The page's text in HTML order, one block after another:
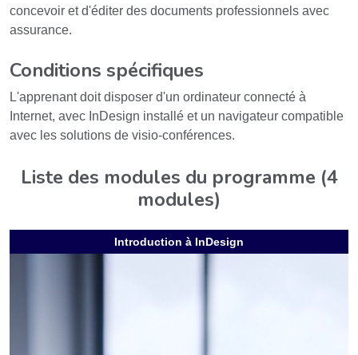
concevoir et d'éditer des documents professionnels avec
assurance.
Conditions spécifiques
L'apprenant doit disposer d'un ordinateur connecté à
Internet, avec InDesign installé et un navigateur compatible
avec les solutions de visio-conférences.
Liste des modules du programme (4
modules)
Introduction à InDesign